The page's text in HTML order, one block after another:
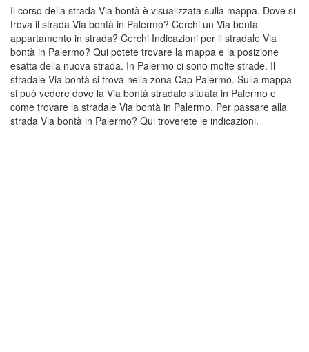
Il corso della strada Via bontà è visualizzata sulla mappa. Dove si
trova il strada Via bontà in Palermo? Cerchi un Via bontà
appartamento in strada? Cerchi Indicazioni per il stradale Via
bontà in Palermo? Qui potete trovare la mappa e la posizione
esatta della nuova strada. In Palermo ci sono molte strade. Il
stradale Via bontà si trova nella zona Cap Palermo. Sulla mappa
si può vedere dove la Via bontà stradale situata in Palermo e
come trovare la stradale Via bontà in Palermo. Per passare alla
strada Via bontà in Palermo? Qui troverete le indicazioni.